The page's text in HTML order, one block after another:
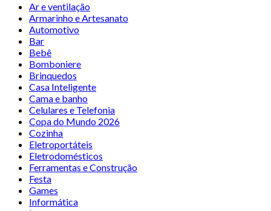
Ar e ventilação
Armarinho e Artesanato
Automotivo
Bar
Bebê
Bomboniere
Brinquedos
Casa Inteligente
Cama e banho
Celulares e Telefonia
Copa do Mundo 2026
Cozinha
Eletroportáteis
Eletrodomésticos
Ferramentas e Construção
Festa
Games
Informática